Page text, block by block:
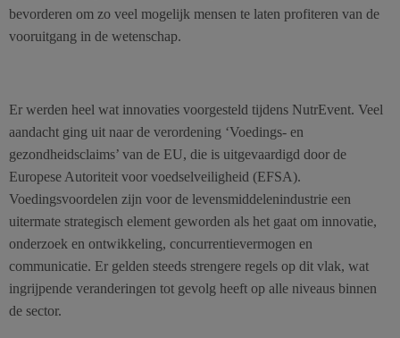
bevorderen om zo veel mogelijk mensen te laten profiteren van de
vooruitgang in de wetenschap.
Er werden heel wat innovaties voorgesteld tijdens NutrEvent. Veel
aandacht ging uit naar de verordening ‘Voedings- en
gezondheidsclaims’ van de EU, die is uitgevaardigd door de
Europese Autoriteit voor voedselveiligheid (EFSA).
Voedingsvoordelen zijn voor de levensmiddelenindustrie een
uitermate strategisch element geworden als het gaat om innovatie,
onderzoek en ontwikkeling, concurrentievermogen en
communicatie. Er gelden steeds strengere regels op dit vlak, wat
ingrijpende veranderingen tot gevolg heeft op alle niveaus binnen
de sector.